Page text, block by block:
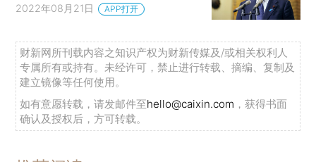
2022年08月21日 APP打开
财新网所刊载内容之知识产权为财新传媒及/或相关权利人
专属所有或持有。未经许可，禁止进行转载、摘编、复制及
建立镜像等任何使用。
如有意愿转载，请发邮件至hello@caixin.com ，获得书面
确认及授权后，方可转载。